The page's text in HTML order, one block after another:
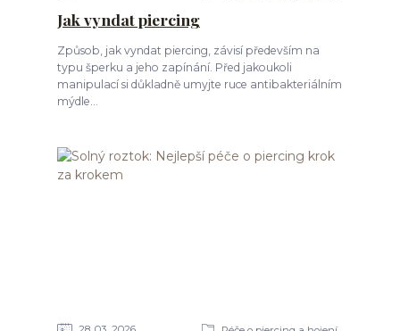
Jak vyndat piercing
Způsob, jak vyndat piercing, závisí především na
typu šperku a jeho zapínání. Před jakoukoli
manipulací si důkladně umyjte ruce antibakteriálním
mýdle...